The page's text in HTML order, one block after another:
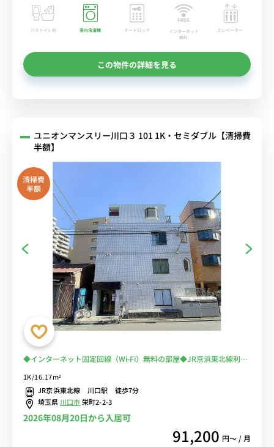
バストイレ別 室内洗濯機 オートロック
インターネット
無料
エレベーター
この物件の詳細を見る
ユニオンマンスリー川口３ 101 1K・セミダブル【清掃費
半額】
清掃費
半額
◆インターネット固定回線（Wi-Fi）無料の部屋◆JR京浜東北線利用
1K/16.17m²
JR京浜東北線 川口駅 徒歩7分
埼玉県 川口市栄町2-2-3
2026年08月20日から入居可
91,200 円〜 / 月